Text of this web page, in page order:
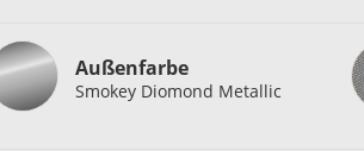
Außenfarbe
Smokey Diomond Metallic